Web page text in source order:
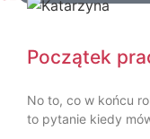
Początek
No to, co w końcu
to pytanie kiedy